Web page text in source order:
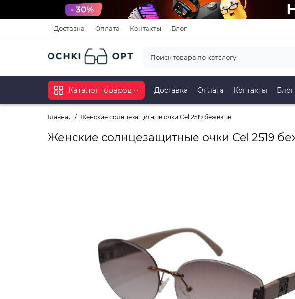
Доставка Оплата Контакты Блог
Каталог товаров Доставка Оплата Контакты Блог
Главная Женские солнцезащитные очки Cel 2519 бежевые
Женские солнцезащитные очки Cel 2519